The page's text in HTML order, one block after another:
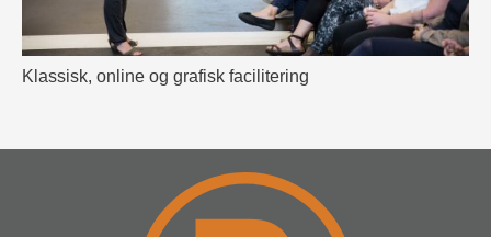
Klassisk, online og grafisk facilitering